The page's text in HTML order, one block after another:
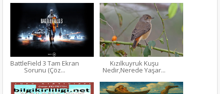
BattleField 3 Tam Ekran
Sorunu (Çöz...
Kızılkuyruk Kuşu
Nedir,Nerede Yaşar...